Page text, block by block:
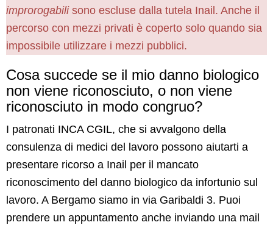
improrogabilisono escluse dalla tutela Inail. Anche il
percorso con mezzi privati è coperto solo quando sia
impossibile utilizzare i mezzi pubblici.
Cosa succede se il mio danno biologico
non viene riconosciuto, o non viene
riconosciuto in modo congruo?
I patronati INCA CGIL, che si avvalgono della
consulenza di medici del lavoro possono aiutarti a
presentare ricorso a Inail per il mancato
riconoscimento del danno biologico da infortunio sul
lavoro. A Bergamo siamo in via Garibaldi 3. Puoi
prendere un appuntamento anche inviando una mail